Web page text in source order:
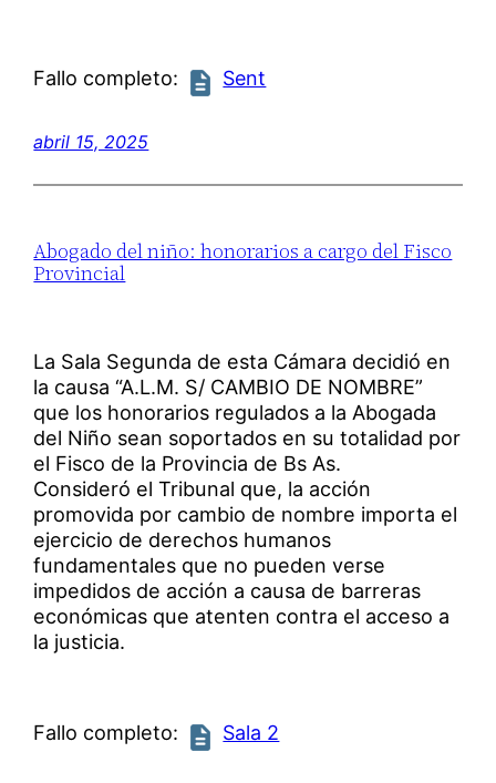
Fallo completo: Sent
abril 15, 2025
Abogado del niño: honorarios a cargo del Fisco
Provincial
La Sala Segunda de esta Cámara decidió en
la causa “A.L.M. S/ CAMBIO DE NOMBRE”
que los honorarios regulados a la Abogada
del Niño sean soportados en su totalidad por
el Fisco de la Provincia de Bs As.
Consideró el Tribunal que, la acción
promovida por cambio de nombre importa el
ejercicio de derechos humanos
fundamentales que no pueden verse
impedidos de acción a causa de barreras
económicas que atenten contra el acceso a
la justicia.
Fallo completo: Sala 2